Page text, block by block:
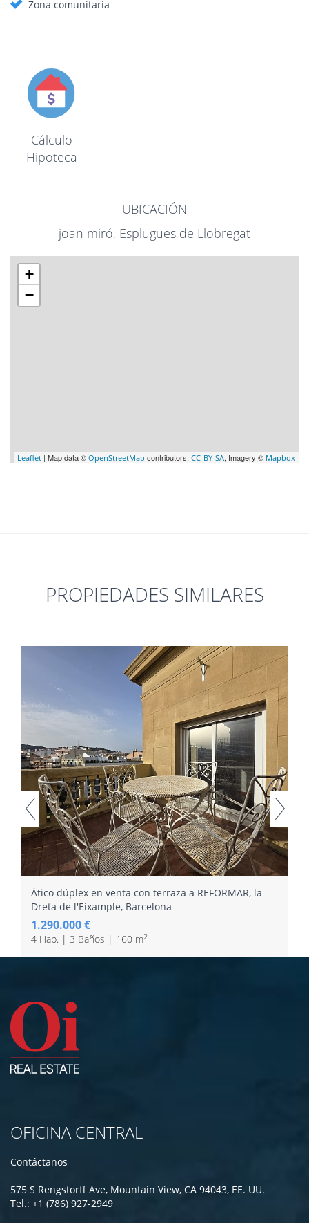
Zona comunitaria
Cálculo
Hipoteca
UBICACIÓN
joan miró, Esplugues de Llobregat
+
−
Leaflet | Map data © OpenStreetMap contributors, CC-BY-SA, Imagery © Mapbox
PROPIEDADES SIMILARES
Ático dúplex en venta con terraza a REFORMAR, la
Dreta de l'Eixample, Barcelona
1.290.000 €
4 Hab. | 3 Baños | 160 m2
OFICINA CENTRAL
Contáctanos
575 S Rengstorff Ave, Mountain View, CA 94043, EE. UU.
Tel.: +1 (786) 927-2949